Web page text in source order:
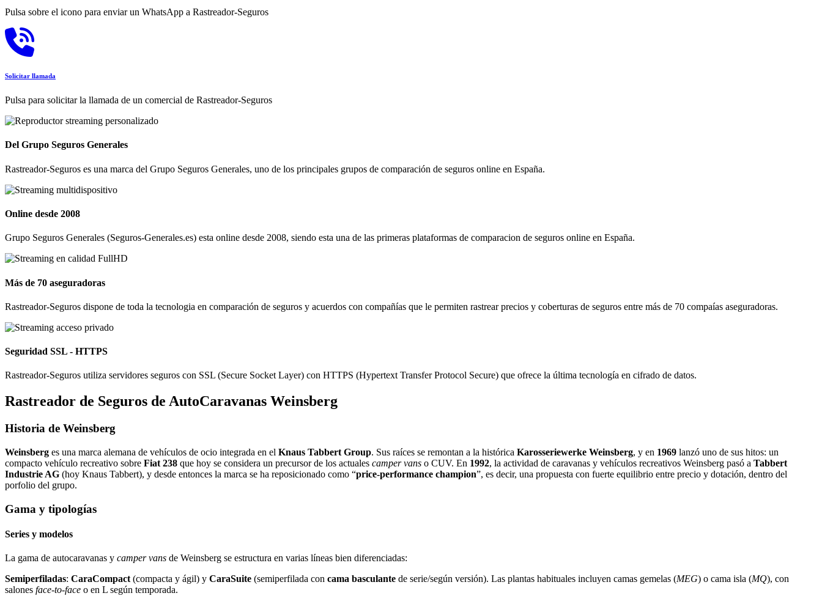
Pulsa sobre el icono para enviar un WhatsApp a Rastreador-Seguros
Solicitar llamada
Pulsa para solicitar la llamada de un comercial de Rastreador-Seguros
Del Grupo Seguros Generales
Rastreador-Seguros es una marca del Grupo Seguros Generales, uno de los principales grupos de comparación de seguros online en España.
Online desde 2008
Grupo Seguros Generales (Seguros-Generales.es) esta online desde 2008, siendo esta una de las primeras plataformas de comparacion de seguros online en España.
Más de 70 aseguradoras
Rastreador-Seguros dispone de toda la tecnologia en comparación de seguros y acuerdos con compañías que le permiten rastrear precios y coberturas de seguros entre más de 70 compaías aseguradoras.
Seguridad SSL - HTTPS
Rastreador-Seguros utiliza servidores seguros con SSL (Secure Socket Layer) con HTTPS (Hypertext Transfer Protocol Secure) que ofrece la última tecnología en cifrado de datos.
Rastreador de Seguros de AutoCaravanas Weinsberg
Historia de Weinsberg
Weinsberg es una marca alemana de vehículos de ocio integrada en el Knaus Tabbert Group. Sus raíces se remontan a la histórica Karosseriewerke Weinsberg, y en 1969 lanzó uno de sus hitos: un
compacto vehículo recreativo sobre Fiat 238 que hoy se considera un precursor de los actuales camper vans o CUV. En 1992, la actividad de caravanas y vehículos recreativos Weinsberg pasó a Tabbert
Industrie AG (hoy Knaus Tabbert), y desde entonces la marca se ha reposicionado como “price‑performance champion”, es decir, una propuesta con fuerte equilibrio entre precio y dotación, dentro del
porfolio del grupo.
Gama y tipologías
Series y modelos
La gama de autocaravanas y camper vans de Weinsberg se estructura en varias líneas bien diferenciadas:
Semiperfiladas: CaraCompact (compacta y ágil) y CaraSuite (semiperfilada con cama basculante de serie/según versión). Las plantas habituales incluyen camas gemelas (MEG) o cama isla (MQ), con
salones face‑to‑face o en L según temporada.